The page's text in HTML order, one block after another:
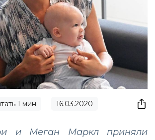
1 мин 16.03.2020
и Меган Маркл приняли